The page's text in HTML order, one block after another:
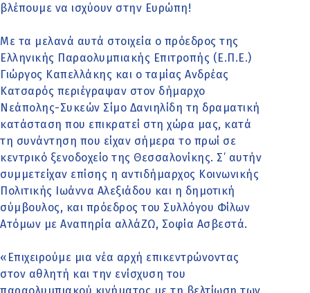
βλέπουμε να ισχύουν στην Ευρώπη!
Με τα μελανά αυτά στοιχεία ο πρόεδρος της
Ελληνικής Παραολυμπιακής Επιτροπής (Ε.Π.Ε.)
Γιώργος Καπελλάκης και ο ταμίας Ανδρέας
Κατσαρός περιέγραψαν στον δήμαρχο
Νεάπολης-Συκεών Σίμο Δανιηλίδη τη δραματική
κατάσταση που επικρατεί στη χώρα μας, κατά
τη συνάντηση που είχαν σήμερα το πρωί σε
κεντρικό ξενοδοχείο της Θεσσαλονίκης. Σ’ αυτήν
συμμετείχαν επίσης η αντιδήμαρχος Κοινωνικής
Πολιτικής Ιωάννα Αλεξιάδου και η δημοτική
σύμβουλος, και πρόεδρος του Συλλόγου Φίλων
Ατόμων με Αναπηρία αλλάΖΩ, Σοφία Ασβεστά.
«Επιχειρούμε μια νέα αρχή επικεντρώνοντας
στον αθλητή και την ενίσχυση του